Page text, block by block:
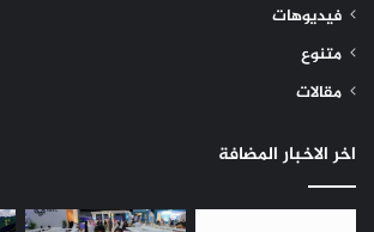
فيديوهات
متنوع
مقالات
اخر الاخبار المضافة